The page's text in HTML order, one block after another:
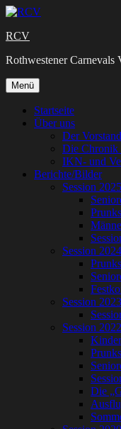
Zum
springen
RCV
Rothwestener Carnevals
Menü
Inhalt
springen
Startseite
Über uns
Der Vorstand
Die Chronik
IKN- und
Berichte/Bilder
Session
Session
Session
Session
Die